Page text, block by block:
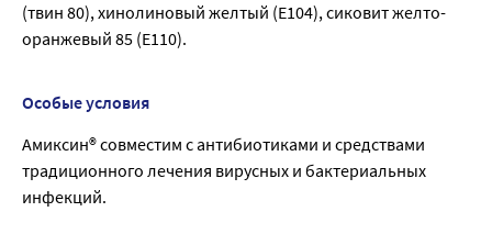
(твин 80), хинолиновый желтый (Е104), сиковит желто-
оранжевый 85 (Е110).
Особые условия
Амиксин® совместим с антибиотиками и средствами
традиционного лечения вирусных и бактериальных
инфекций.